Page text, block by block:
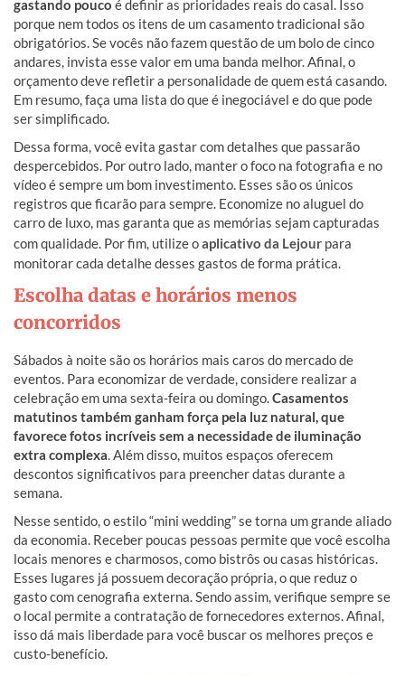
gastando pouco é definir as prioridades reais do casal. Isso
porque nem todos os itens de um casamento tradicional são
obrigatórios. Se vocês não fazem questão de um bolo de cinco
andares, invista esse valor em uma banda melhor. Afinal, o
orçamento deve refletir a personalidade de quem está casando.
Em resumo, faça uma lista do que é inegociável e do que pode
ser simplificado.
Dessa forma, você evita gastar com detalhes que passarão
despercebidos. Por outro lado, manter o foco na fotografia e no
vídeo é sempre um bom investimento. Esses são os únicos
registros que ficarão para sempre. Economize no aluguel do
carro de luxo, mas garanta que as memórias sejam capturadas
com qualidade. Por fim, utilize oaplicativo da Lejour para
monitorar cada detalhe desses gastos de forma prática.
Escolha datas e horários menos
concorridos
Sábados à noite são os horários mais caros do mercado de
eventos. Para economizar de verdade, considere realizar a
celebração em uma sexta-feira ou domingo.Casamentos
matutinos também ganham força pela luz natural, que
favorece fotos incríveis sem a necessidade de iluminação
extra complexa. Além disso, muitos espaços oferecem
descontos significativos para preencher datas durante a
semana.
Nesse sentido, o estilo “mini wedding” se torna um grande aliado
da economia. Receber poucas pessoas permite que você escolha
locais menores e charmosos, como bistrôs ou casas históricas.
Esses lugares já possuem decoração própria, o que reduz o
gasto com cenografia externa. Sendo assim, verifique sempre se
o local permite a contratação de fornecedores externos. Afinal,
isso dá mais liberdade para você buscar os melhores preços e
custo-benefício.